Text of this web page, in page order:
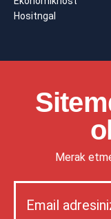
Hositngal
Merak